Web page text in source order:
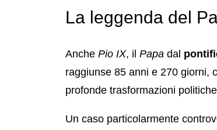
La leggenda del
Anche Pio IX, il Papa dal
raggiunse 85 anni e 270 giorni,
profonde trasformazioni
Un caso particolarmente